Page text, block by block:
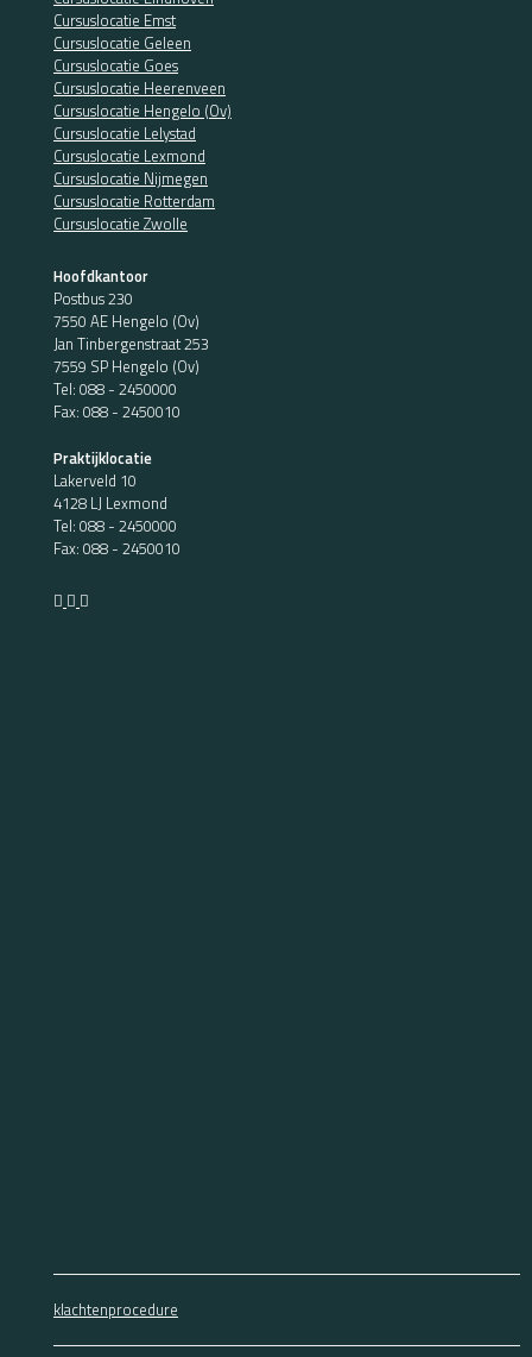
Cursuslocatie Emst
Cursuslocatie Geleen
Cursuslocatie Goes
Cursuslocatie Heerenveen
Cursuslocatie Hengelo (Ov)
Cursuslocatie Lelystad
Cursuslocatie Lexmond
Cursuslocatie Nijmegen
Cursuslocatie Rotterdam
Cursuslocatie Zwolle
Hoofdkantoor
Postbus 230
7550 AE Hengelo (Ov)
Jan Tinbergenstraat 253
7559 SP Hengelo (Ov)
Tel: 088 - 2450000
Fax: 088 - 2450010
Praktijklocatie
Lakerveld 10
4128 LJ Lexmond
Tel: 088 - 2450000
Fax: 088 - 2450010
klachtenprocedure